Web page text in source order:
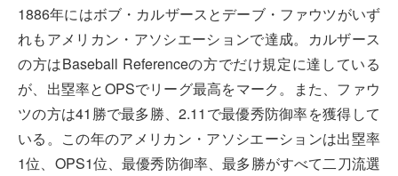
1886年にはボブ・カルザースとデーブ・ファウツがいず
れもアメリカン・アソシエーションで達成。カルザース
の方はBaseball Referenceの方でだけ規定に達している
が、出塁率とOPSでリーグ最高をマーク。また、ファウ
ツの方は41勝で最多勝、2.11で最優秀防御率を獲得して
いる。この年のアメリカン・アソシエーションは出塁率
1位、OPS1位、最優秀防御率、最多勝がすべて二刀流選